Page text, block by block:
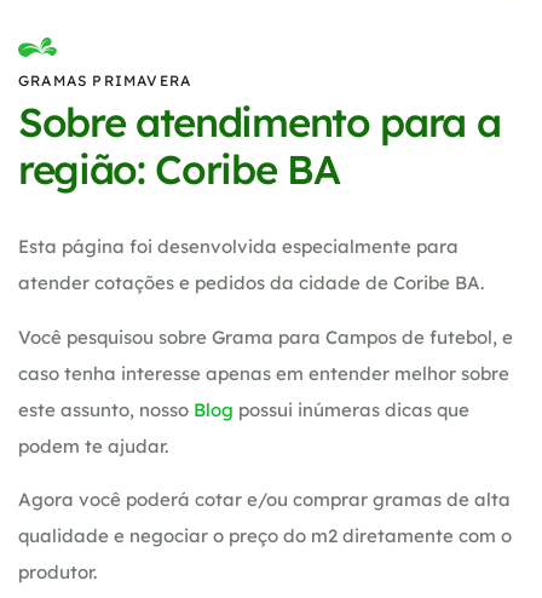
GRAMAS PRIMAVERA
Sobre atendimento para a
região: Coribe BA
Esta página foi desenvolvida especialmente para
atender cotações e pedidos da cidade de Coribe BA.
Você pesquisou sobre Grama para Campos de futebol, e
caso tenha interesse apenas em entender melhor sobre
este assunto, nosso Blog possui inúmeras dicas que
podem te ajudar.
Agora você poderá cotar e/ou comprar gramas de alta
qualidade e negociar o preço do m2 diretamente com o
produtor.